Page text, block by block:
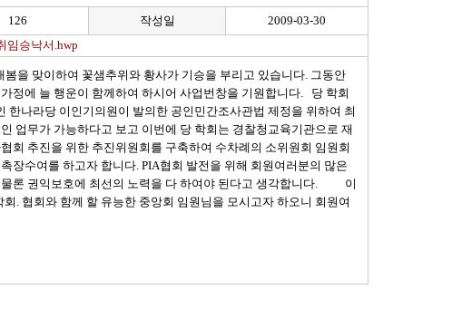
126 작성일
2009-03-30
임승낙서.hwp
을 맞이하여 꽃샘추위와 황사가 기승을 부리고 있습니다. 그동안
정에 늘 행운이 함께하여 하시어 사업번창을 기원합니다. 당 학회
나라당 이인기의원이 발의한 공인민간조사관법 제정을 위하여 최
업무가 가능하다고 보고 이번에 당 학회는 경찰청교육기관으로 재
회 추진을 위한 추진위원회를 구축하여 수차례의 소위원회 임원회
장수여를 하고자 합니다. PIA협회 발전을 위해 회원여러분의 많은
물론 권익보호에 최선의 노력을 다 하여야 된다고 생각합니다. 이
. 협회와 함께 할 유능한 중앙회 임원님을 모시고자 하오니 회원여